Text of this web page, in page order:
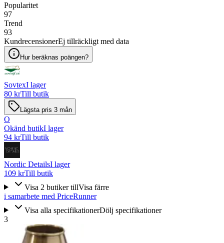
Popularitet
97
Trend
93
KundrecensionerEj tillräckligt med data
Hur beräknas poängen?
SovtexI lager
80 krTill butik
Lägsta pris 3 mån
O
Okänd butikI lager
94 krTill butik
Nordic DetailsI lager
109 krTill butik
Visa 2 butiker tillVisa färre
i samarbete med PriceRunner
Visa alla specifikationerDölj specifikationer
3